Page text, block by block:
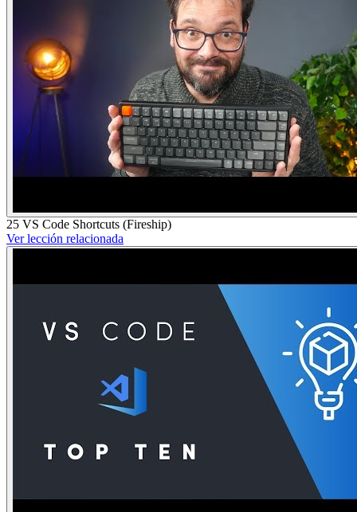
25 VS Code Shortcuts (Fireship)
Ver lección relacionada